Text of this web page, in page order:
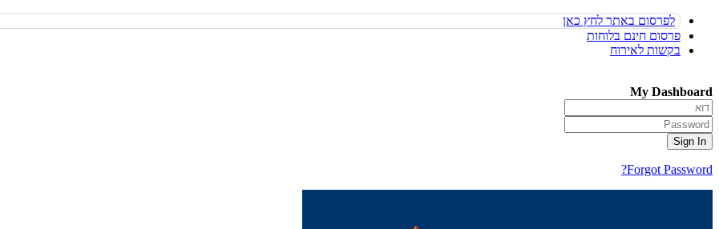
לפרסום באתר לחץ כאן
פרסום חינם בלוחות
בקשות לאירוח
My Dashboard
Forgot Password?